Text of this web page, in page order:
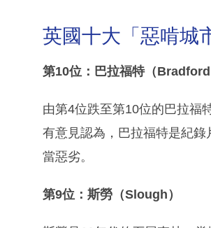
英國十大「惡啃城
第10位：巴拉福特（Bradford
由第4位跌至第10位的巴拉福
有意見認為，巴拉福特是紀
當惡劣。
第9位：斯勞（Slough）